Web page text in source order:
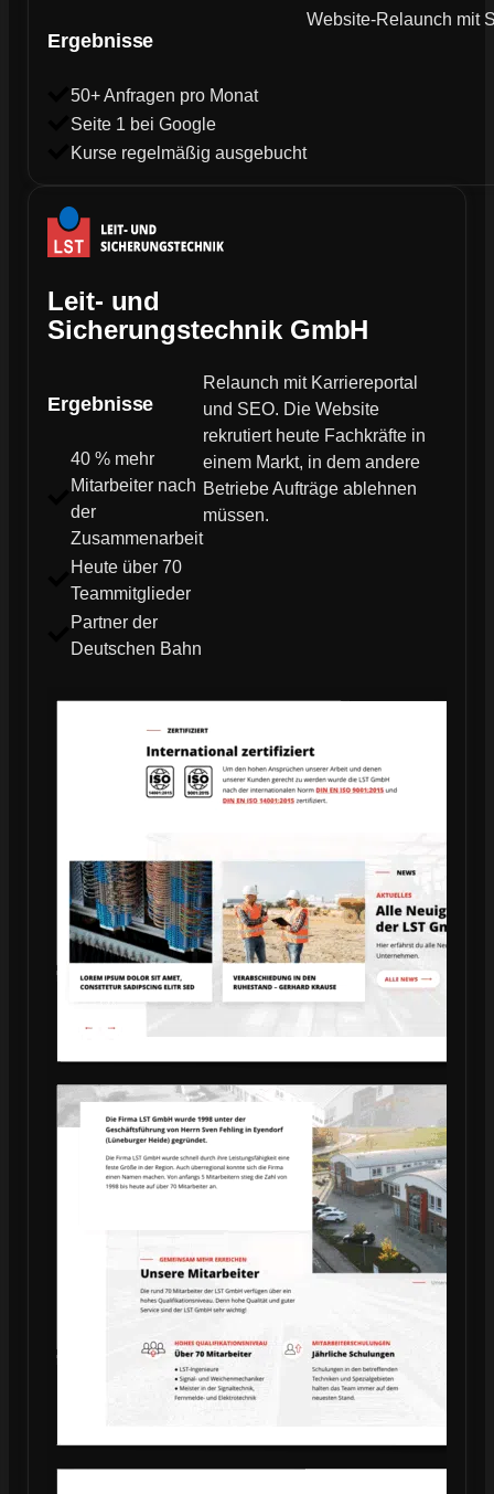
Ergebnisse
50+ Anfragen pro Monat
Seite 1 bei Google
Kurse regelmäßig ausgebucht
Website-Relaunch mit
Leit- und
Sicherungstechnik GmbH
Ergebnisse
40 % mehr
Mitarbeiter nach
der
Zusammenarbeit
Heute über 70
Teammitglieder
Partner der
Deutschen Bahn
Relaunch mit Karriereportal
und SEO. Die Website
rekrutiert heute Fachkräfte in
einem Markt, in dem andere
Betriebe Aufträge ablehnen
müssen.